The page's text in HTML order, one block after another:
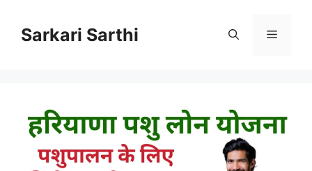
contentSarkari Sarthi Menu